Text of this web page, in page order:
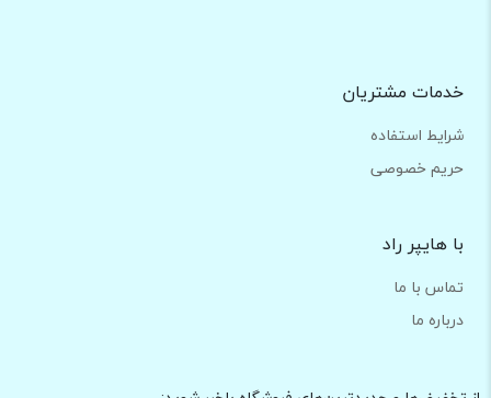
خدمات مشتریان
شرایط استفاده
حریم خصوصی
با هایپر راد
تماس با ما
درباره ما